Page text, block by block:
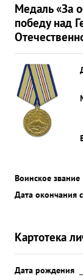
Медаль «За
победу над
Воинское звание
Дата окончания
Картотека
Дата рождения